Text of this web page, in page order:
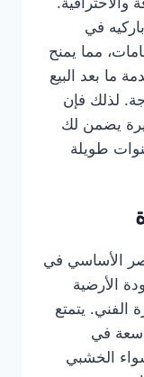
في
مما يمنح
ما بعد البيع
لذلك فإن
يضمن لك
طويلة
الأساسي في
الأرضية
الفني. يتمتع
في
الخشبي